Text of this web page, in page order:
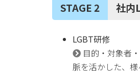
STAGE 2 社内
LGBT研修
目的・対象者
脈を活かした、様